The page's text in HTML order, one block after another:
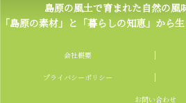
島原の風土で育まれた自然の風
「島原の素材」と「暮らしの知恵」から
会社概要
プライバシーポリシー
お問い合わせ